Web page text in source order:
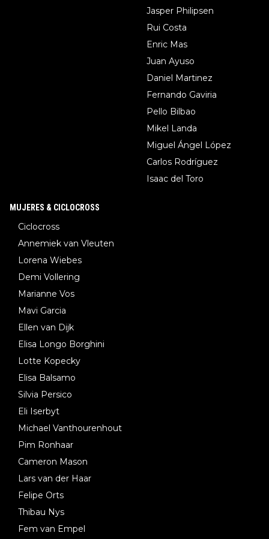
Jasper Philipsen
Rui Costa
Enric Mas
Juan Ayuso
Daniel Martinez
Fernando Gaviria
Pello Bilbao
Mikel Landa
Miguel Ángel López
Carlos Rodríguez
Isaac del Toro
MUJERES & CICLOCROSS
Ciclocross
Annemiek van Vleuten
Lorena Wiebes
Demi Vollering
Marianne Vos
Mavi Garcia
Ellen van Dijk
Elisa Longo Borghini
Lotte Kopecky
Elisa Balsamo
Silvia Persico
Eli Iserbyt
Michael Vanthourenhout
Pim Ronhaar
Cameron Mason
Lars van der Haar
Felipe Orts
Thibau Nys
Fem van Empel